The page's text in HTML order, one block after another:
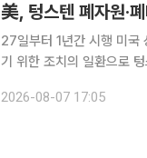
美, 텅스텐 폐자원·
27일부터 1년간 시행 미국 상무부가 6일(현지시간) 자국의 재활용 산업과 핵심광물 생산을 강화하
기 위한 조치의 일환으로
(BIS)은 알렸
2026-08-07 17:05